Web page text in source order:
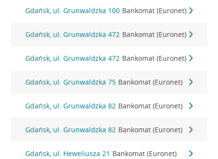
Gdańsk, ul. Grunwaldzka 100 Bankomat (Euronet)
Gdańsk, ul. Grunwaldzka 472 Bankomat (Euronet)
Gdańsk, ul. Grunwaldzka 472 Bankomat (Euronet)
Gdańsk, ul. Grunwaldzka 75 Bankomat (Euronet)
Gdańsk, ul. Grunwaldzka 82 Bankomat (Euronet)
Gdańsk, ul. Grunwaldzka 82 Bankomat (Euronet)
Gdańsk, ul. Heweliusza 21 Bankomat (Euronet)